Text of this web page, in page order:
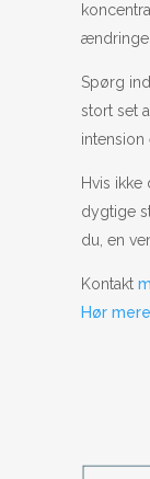
Spørg
stort set
intension
Hvis ikke
dygtige
du, en
Kontakt
Hør